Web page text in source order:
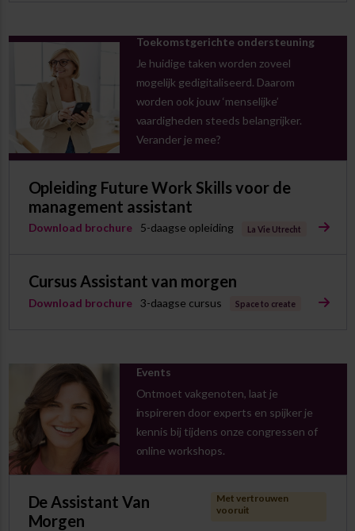
Toekomstgerichte ondersteuning
Je huidige taken worden zoveel
mogelijk gedigitaliseerd. Daarom
worden ook jouw ‘menselijke’
vaardigheden steeds belangrijker.
Verander je mee?
Opleiding Future Work Skills voor de
management assistant
Download brochure 5-daagse opleiding La Vie Utrecht
Cursus Assistant van morgen
Download brochure 3-daagse cursus Space to create
Events
Ontmoet vakgenoten, laat je
inspireren door experts en spijker je
kennis bij tijdens onze congressen of
online workshops.
De Assistant Van
Morgen
Met vertrouwen
vooruit